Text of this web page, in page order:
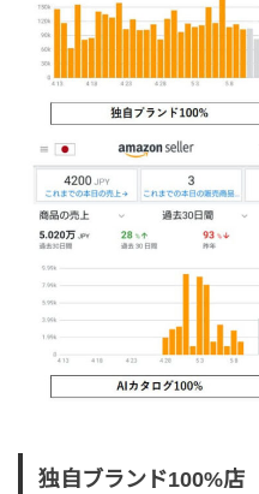
独自ブランド100%店